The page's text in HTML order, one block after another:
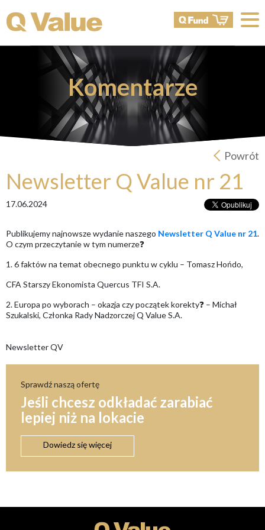
Komentarze
Powrót
Newsletter Q Value nr 21
17.06.2024
Publikujemy najnowsze wydanie naszego Newsletter Q Value nr 21.
O czym przeczytanie w tym numerze❓
1. 6 faktów na temat obecnego punktu w cyklu – Tomasz Hońdo,
CFA Starszy Ekonomista Quercus TFI S.A.
2. Europa po wyborach – okazja czy początek korekty❓ – Michał
Szukalski, Członka Rady Nadzorczej Q Value S.A.
Newsletter QV
Sprawdź naszą ofertę
Jeśli chcesz odkładać zarabiać
lepiej niż na lokacie
Dowiedz się więcej